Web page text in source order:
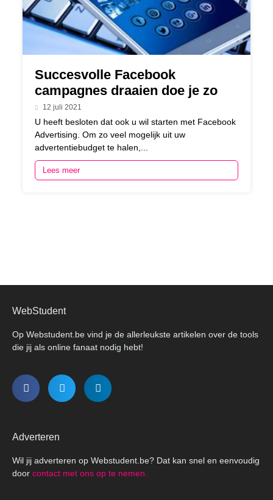
Succesvolle Facebook
campagnes draaien doe je zo
12 juli 2021
U heeft besloten dat ook u wil starten met Facebook
Advertising. Om zo veel mogelijk uit uw
advertentiebudget te halen,...
Lees meer
WebStudent
Op Webstudent.be vind je de allerleukste artikelen over de tools
die jij als online fanaat nodig hebt!
Adverteren
Wil jij adverteren op Webstudent.be? Dat kan snel en eenvoudig
door contact met ons op te nemen.